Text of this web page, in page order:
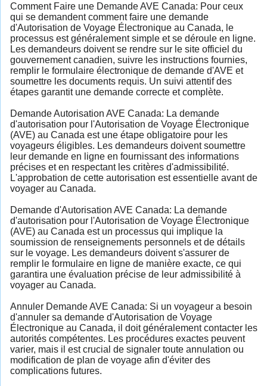
Comment Faire une Demande AVE Canada: Pour ceux
qui se demandent comment faire une demande
d'Autorisation de Voyage Électronique au Canada, le
processus est généralement simple et se déroule en ligne.
Les demandeurs doivent se rendre sur le site officiel du
gouvernement canadien, suivre les instructions fournies,
remplir le formulaire électronique de demande d'AVE et
soumettre les documents requis. Un suivi attentif des
étapes garantit une demande correcte et complète.
Demande Autorisation AVE Canada: La demande
d'autorisation pour l'Autorisation de Voyage Électronique
(AVE) au Canada est une étape obligatoire pour les
voyageurs éligibles. Les demandeurs doivent soumettre
leur demande en ligne en fournissant des informations
précises et en respectant les critères d'admissibilité.
L'approbation de cette autorisation est essentielle avant de
voyager au Canada.
Demande d'Autorisation AVE Canada: La demande
d'autorisation pour l'Autorisation de Voyage Électronique
(AVE) au Canada est un processus qui implique la
soumission de renseignements personnels et de détails
sur le voyage. Les demandeurs doivent s'assurer de
remplir le formulaire en ligne de manière exacte, ce qui
garantira une évaluation précise de leur admissibilité à
voyager au Canada.
Annuler Demande AVE Canada: Si un voyageur a besoin
d'annuler sa demande d'Autorisation de Voyage
Électronique au Canada, il doit généralement contacter les
autorités compétentes. Les procédures exactes peuvent
varier, mais il est crucial de signaler toute annulation ou
modification de plan de voyage afin d'éviter des
complications futures.